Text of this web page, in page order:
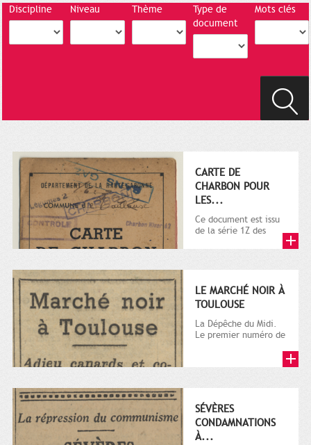
Discipline Niveau Thème
Type de
document
Mots clés
CARTE DE
CHARBON POUR
LES...
Ce document est issu
de la série 1Z des
LE MARCHÉ NOIR À
TOULOUSE
La Dépêche du Midi.
Le premier numéro de
octobre...
SÉVÈRES
CONDAMNATIONS
À...